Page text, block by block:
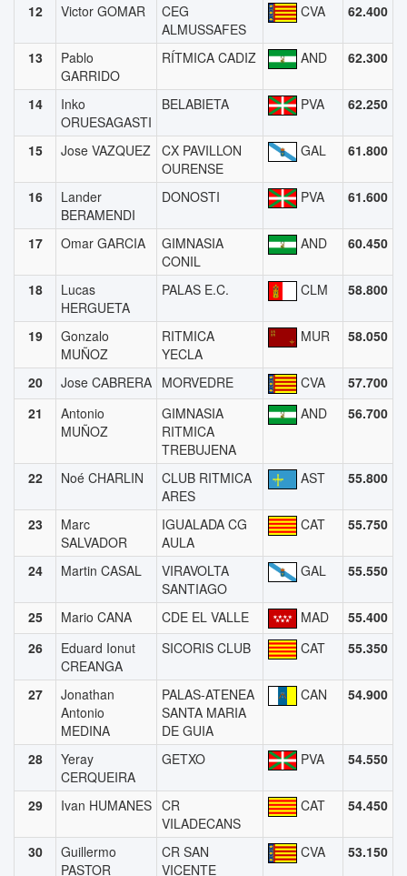
12 Victor GOMAR
CEG
ALMUSSAFES
CVA 62.400
13
Pablo
GARRIDO
RÍTMICA CADIZ AND 62.300
14
Inko
ORUESAGASTI
BELABIETA PVA 62.250
15 Jose VAZQUEZ CX PAVILLON
OURENSE
GAL 61.800
16
Lander
BERAMENDI
DONOSTI PVA 61.600
17 Omar GARCIA
GIMNASIA
CONIL
AND 60.450
18
Lucas
HERGUETA
PALAS E.C. CLM 58.800
19
Gonzalo
MUÑOZ
RITMICA
YECLA
MUR 58.050
20 Jose CABRERA MORVEDRE CVA
57.700
21
Antonio
MUÑOZ
GIMNASIA
RITMICA
TREBUJENA
AND 56.700
22 Noé CHARLIN
CLUB RITMICA
ARES
AST 55.800
23
Marc
SALVADOR
IGUALADA CG
AULA
CAT 55.750
24 Martin CASAL
VIRAVOLTA
SANTIAGO
GAL 55.550
25 Mario CANA CDE EL VALLE MAD
55.400
26
Eduard Ionut
CREANGA
SICORIS CLUB CAT 55.350
27
Jonathan
Antonio
MEDINA
PALAS-ATENEA
SANTA MARIA
DE GUIA
CAN 54.900
28
Yeray
CERQUEIRA
GETXO PVA 54.550
29 Ivan HUMANES CR
VILADECANS
CAT 54.450
30
Guillermo
PASTOR
CR SAN
VICENTE
CVA 53.150